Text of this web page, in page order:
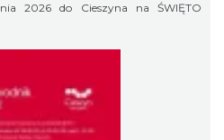
do Cieszyna na ŚWIĘTO